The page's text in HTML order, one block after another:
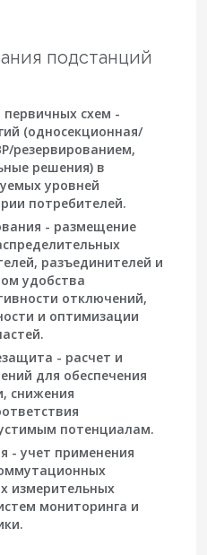
подстанций
схем -
(односекционная/
резервированием,
решения) в
уровней
потребителей.
- размещение
разъединителей и
удобства
отключений,
и оптимизации
- расчет и
для обеспечения
снижения
потенциалам.
- учет применения
измерительных
мониторинга и